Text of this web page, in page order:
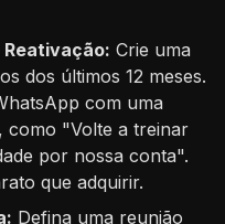
Reativação: Crie uma
dos últimos 12 meses.
com uma
como "Volte a treinar
por nossa conta".
que adquirir.
Defina uma reunião